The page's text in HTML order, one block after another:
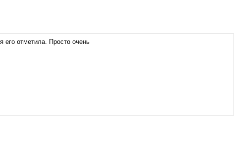
отметила. Просто очень